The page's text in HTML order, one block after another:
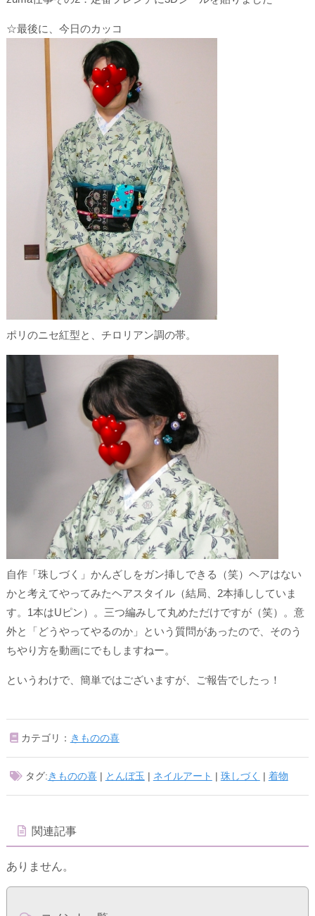
☆最後に、今日のカッコ
ポリのニセ紅型と、チロリアン調の帯。
自作「珠しづく」かんざしをガン挿しできる（笑）ヘアはない
かと考えてやってみたヘアスタイル（結局、2本挿ししていま
す。1本はUピン）。三つ編みして丸めただけですが（笑）。意
外と「どうやってやるのか」という質問があったので、そのう
ちやり方を動画にでもしますねー。
というわけで、簡単ではございますが、ご報告でしたっ！
カテゴリ： きものの喜
タグ:きものの喜| とんぼ玉 | ネイルアート | 珠しづく | 着物
関連記事
ありません。